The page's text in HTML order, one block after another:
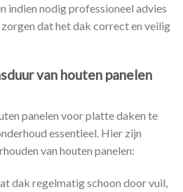
indien nodig professioneel advies
dat het dak correct en veilig
van houten panelen
panelen voor platte daken te
essentieel. Hier zijn
van houten panelen:
dak regelmatig schoon door vuil,